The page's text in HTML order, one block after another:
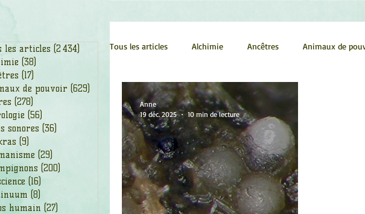
les articles (2 434) 2 434 posts
(38)
(17)
de pouvoir (629) 629 posts
(278)
(56)
sonores (36)
(9)
(29)
(200)
(16)
(8)
humain (27)
Tous les articles Alchimie Ancêtres Animaux de
Chamanisme Champignons Conscience
Fleurs Fleurs de Bach Géométrie sacrée
Ogham Petit Peuple Plantes
Anne
19 déc. 2025
10 min de lecture